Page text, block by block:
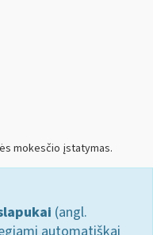
mokesčio įstatymas.
(angl.